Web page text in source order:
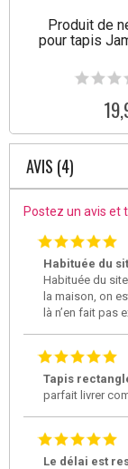
Produit de
pour tapis
AVIS (4)
Postez un avis et
Habituée du
Habituée du
la maison, on
là n’en fait pas
Tapis
parfait livrer
Le délai est